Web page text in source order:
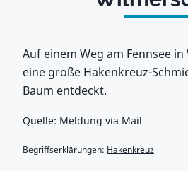
Auf einem Weg am Fennsee
eine große Hakenkreuz-
Baum entdeckt.
Quelle: Meldung via Mail
Begriffserklärungen: Hakenkreuz